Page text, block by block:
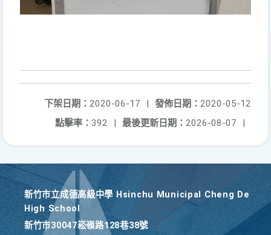
發佈日期： 2020-05-12
下架日期： 2020-06-17
|
最後更新日期： 2026-08-07 |
點擊率： 392 |
新竹巿立成德高級中學 Hsinchu Municipal Cheng De
High School
新竹巿30047崧嶺路128巷38號